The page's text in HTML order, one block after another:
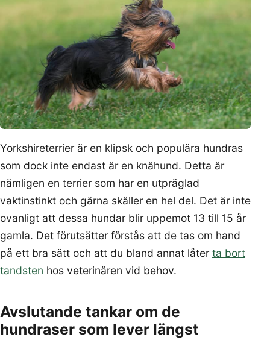
Yorkshireterrier är en klipsk och populära hundras
som dock inte endast är en knähund. Detta är
nämligen en terrier som har en utpräglad
vaktinstinkt och gärna skäller en hel del. Det är inte
ovanligt att dessa hundar blir uppemot 13 till 15 år
gamla. Det förutsätter förstås att de tas om hand
på ett bra sätt och att du bland annat låter ta bort
tandsten hos veterinären vid behov.
Avslutande tankar om de
hundraser som lever längst